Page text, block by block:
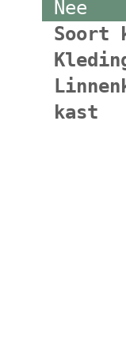
Nee
Soort
kast